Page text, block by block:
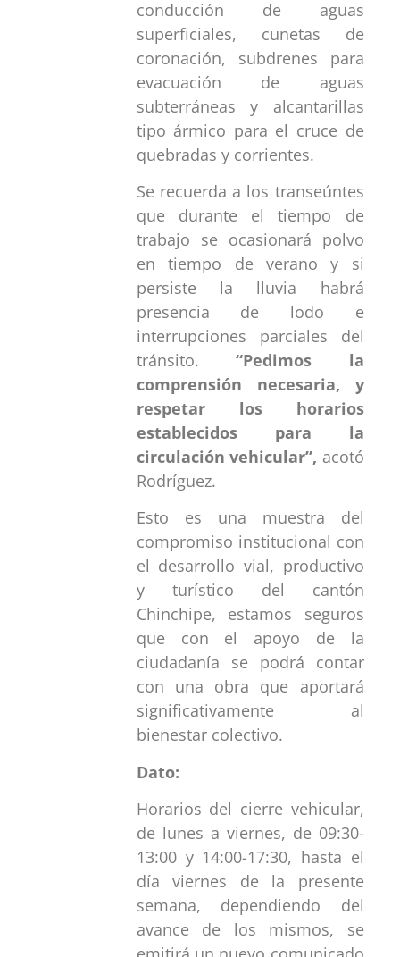
conducción de aguas
superficiales, cunetas de
coronación, subdrenes para
evacuación de aguas
subterráneas y alcantarillas
tipo ármico para el cruce de
quebradas y corrientes.
Se recuerda a los transeúntes
que durante el tiempo de
trabajo se ocasionará polvo
en tiempo de verano y si
persiste la lluvia habrá
presencia de lodo e
interrupciones parciales del
tránsito.“Pedimos la
comprensión necesaria, y
respetar los horarios
establecidos para la
circulación vehicular”, acotó
Rodríguez.
Esto es una muestra del
compromiso institucional con
el desarrollo vial, productivo
y turístico del cantón
Chinchipe, estamos seguros
que con el apoyo de la
ciudadanía se podrá contar
con una obra que aportará
significativamente al
bienestar colectivo.
Dato:
Horarios del cierre vehicular,
de lunes a viernes, de 09:30-
13:00 y 14:00-17:30, hasta el
día viernes de la presente
semana, dependiendo del
avance de los mismos, se